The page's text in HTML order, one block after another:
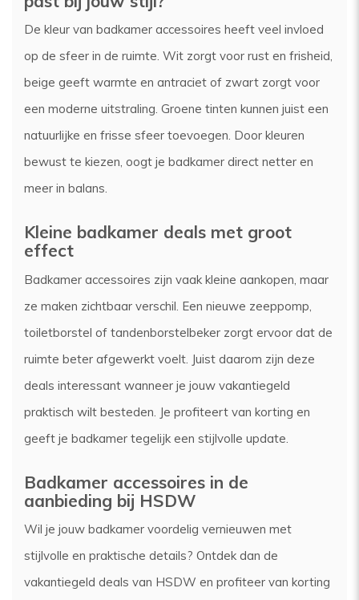
De kleur van badkamer accessoires heeft veel invloed
op de sfeer in de ruimte. Wit zorgt voor rust en frisheid,
beige geeft warmte en antraciet of zwart zorgt voor
een moderne uitstraling. Groene tinten kunnen juist een
natuurlijke en frisse sfeer toevoegen. Door kleuren
bewust te kiezen, oogt je badkamer direct netter en
meer in balans.
Kleine badkamer deals met groot
effect
Badkamer accessoires zijn vaak kleine aankopen, maar
ze maken zichtbaar verschil. Een nieuwe zeeppomp,
toiletborstel of tandenborstelbeker zorgt ervoor dat de
ruimte beter afgewerkt voelt. Juist daarom zijn deze
deals interessant wanneer je jouw vakantiegeld
praktisch wilt besteden. Je profiteert van korting en
geeft je badkamer tegelijk een stijlvolle update.
Badkamer accessoires in de
aanbieding bij HSDW
Wil je jouw badkamer voordelig vernieuwen met
stijlvolle en praktische details? Ontdek dan de
vakantiegeld deals van HSDW en profiteer van korting